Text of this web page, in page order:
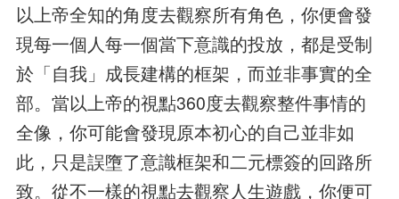
以上帝全知的角度去觀察所有角色，你便會發
現每一個人每一個當下意識的投放，都是受制
於「自我」成長建構的框架，而並非事實的全
部。當以上帝的視點360度去觀察整件事情的
全像，你可能會發現原本初心的自己並非如
此，只是誤墮了意識框架和二元標簽的回路所
致。從不一樣的視點去觀察人生遊戲，你便可